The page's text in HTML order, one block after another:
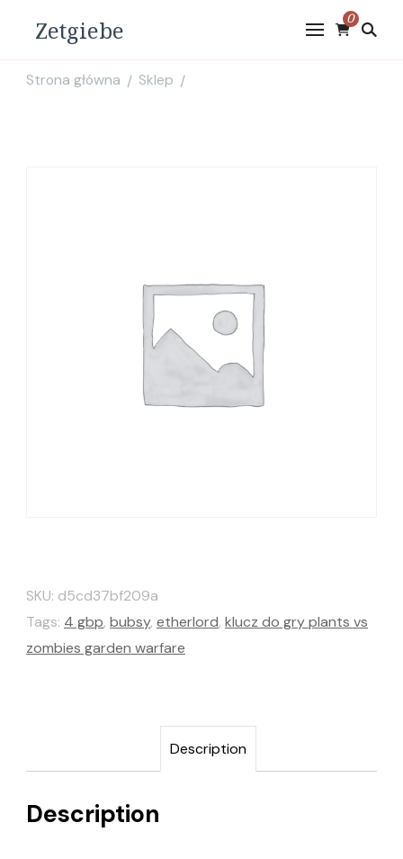
Zetgiebe 0
Strona główna / Sklep /
SKU: d5cd37bf209a
Tags: 4 gbp, bubsy, etherlord, klucz do gry plants vs
zombies garden warfare
Description
Description